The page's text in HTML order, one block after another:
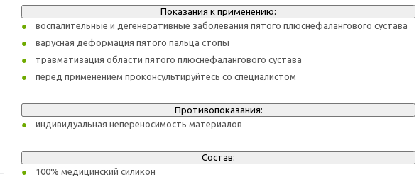
Показания к применению:
воспалительные и дегенеративные заболевания пятого плюснефалангового сустава
варусная деформация пятого пальца стопы
травматизация области пятого плюснефалангового сустава
перед применением проконсультируйтесь со специалистом
Противопоказания:
индивидуальная непереносимость материалов
Состав:
100% медицинский силикон